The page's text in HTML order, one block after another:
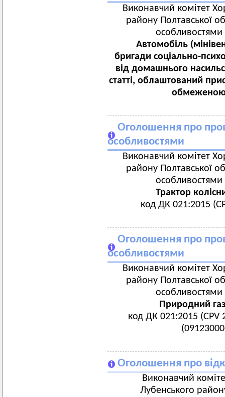
Виконавчий комітет
району Полтавської
особливостями
Автомобіль
бригади соціально-
від домашнього
статті, облаштований
обмеженою
Оголошення про
особливостями
Виконавчий комітет
району Полтавської
особливостями
Трактор
код ДК 021:2015
Оголошення про
особливостями
Виконавчий комітет
району Полтавської
особливостями
Природний
код ДК 021:2015 (CPV
Оголошення про
Виконавчий
Лубенського